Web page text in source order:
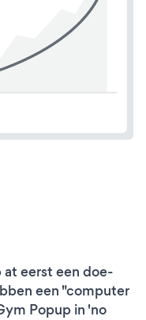
eerst een doe-
een "computer
Popup in 'no